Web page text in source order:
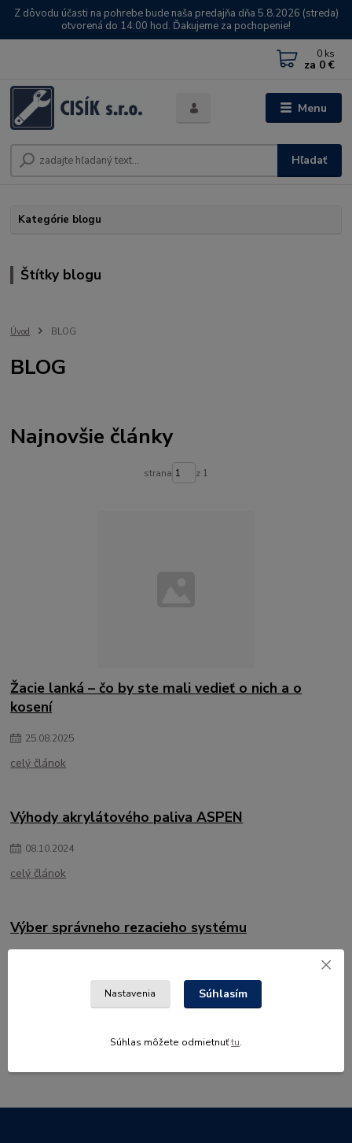
Z dôvodu účasti na pohrebe bude naša predajňa dňa 5.8.2026 (streda)
otvorená do 14:00 hod. Ďakujeme za pochopenie!
Menu
Hľadať
0 ks
za 0 €
Kategórie blogu
Štítky blogu
Úvod BLOG
BLOG
Najnovšie články
strana z 1
Žacie lanká – čo by ste mali vedieť o nich a o
kosení
25.08.2025
celý článok
Výhody akrylátového paliva ASPEN
08.10.2024
celý článok
Výber správneho rezacieho systému
Nastavenia Súhlasím
Súhlas môžete odmietnuťtu.